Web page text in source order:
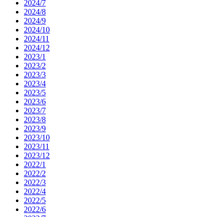
2024/7
2024/8
2024/9
2024/10
2024/11
2024/12
2023/1
2023/2
2023/3
2023/4
2023/5
2023/6
2023/7
2023/8
2023/9
2023/10
2023/11
2023/12
2022/1
2022/2
2022/3
2022/4
2022/5
2022/6